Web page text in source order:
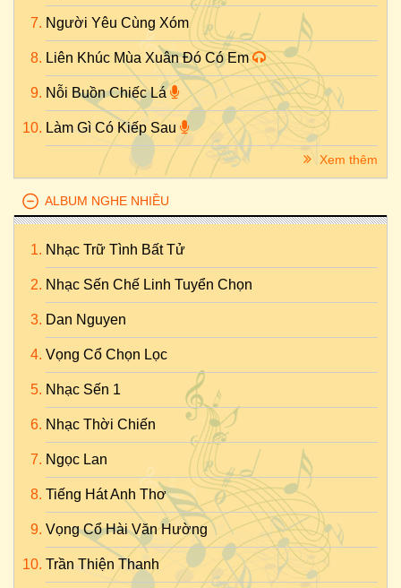
Người Yêu Cùng Xóm
Liên Khúc Mùa Xuân Đó Có Em
Nỗi Buồn Chiếc Lá
Làm Gì Có Kiếp Sau
Xem thêm
ALBUM NGHE NHIỀU
Nhạc Trữ Tình Bất Tử
Nhạc Sến Chế Linh Tuyển Chọn
Dan Nguyen
Vọng Cổ Chọn Lọc
Nhạc Sến 1
Nhạc Thời Chiến
Ngọc Lan
Tiếng Hát Anh Thơ
Vọng Cổ Hài Văn Hường
Trần Thiện Thanh